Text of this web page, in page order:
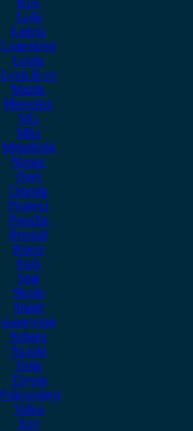
Lada
Lancia
Leapmotor
Lexus
Lynk & co
Mazda
Mercedes
MG
Mini
Mitsubishi
Nissan
Opel
Omoda
Peugeot
Porsche
Renault
Rover
Saab
Seat
Skoda
Smart
ssangyong
Subaru
Suzuki
Tesla
Toyota
Volvo
Xev